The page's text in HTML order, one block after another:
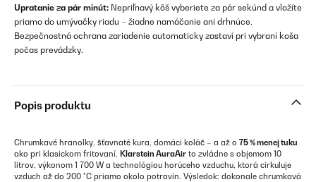
Upratanie za pár minút: Nepriľnavý kôš vyberiete za pár sekúnd a vložíte
priamo do umývačky riadu – žiadne namáčanie ani drhnúce.
Bezpečnostná ochrana zariadenie automaticky zastaví pri vybraní koša
počas prevádzky.
Popis produktu
Chrumkavé hranolky, šťavnaté kura, domáci koláč – a až o 75 % menej tuku
ako pri klasickom fritovaní. Klarstein AuraAir to zvládne s objemom 10
litrov, výkonom 1 700 W a technológiou horúceho vzduchu, ktorá cirkuluje
vzduch až do 200 °C priamo okolo potravín. Výsledok: dokonale chrumkavá